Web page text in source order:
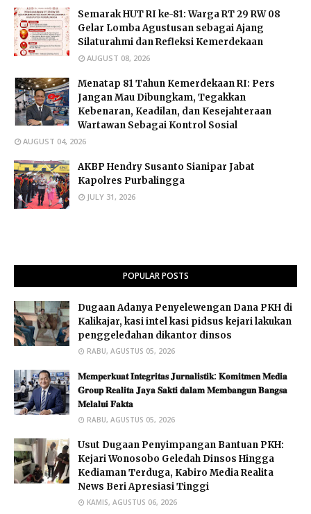
Semarak HUT RI ke-81: Warga RT 29 RW 08
Gelar Lomba Agustusan sebagai Ajang
Silaturahmi dan Refleksi Kemerdekaan
AUGUST 08, 2026
Menatap 81 Tahun Kemerdekaan RI: Pers
Jangan Mau Dibungkam, Tegakkan
Kebenaran, Keadilan, dan Kesejahteraan
Wartawan Sebagai Kontrol Sosial
AUGUST 04, 2026
AKBP Hendry Susanto Sianipar Jabat
Kapolres Purbalingga
JULY 31, 2026
POPULAR POSTS
Dugaan Adanya Penyelewengan Dana PKH di
Kalikajar, kasi intel kasi pidsus kejari lakukan
penggeledahan dikantor dinsos
RABU, AGUSTUS 05, 2026
𝐌𝐞𝐦𝐩𝐞𝐫𝐤𝐮𝐚𝐭 𝐈𝐧𝐭𝐞𝐠𝐫𝐢𝐭𝐚𝐬 𝐉𝐮𝐫𝐧𝐚𝐥𝐢𝐬𝐭𝐢𝐤: 𝐊𝐨𝐦𝐢𝐭𝐦𝐞𝐧 𝐌𝐞𝐝𝐢𝐚
𝐆𝐫𝐨𝐮𝐩 𝐑𝐞𝐚𝐥𝐢𝐭𝐚 𝐉𝐚𝐲𝐚 𝐒𝐚𝐤𝐭𝐢 𝐝𝐚𝐥𝐚𝐦 𝐌𝐞𝐦𝐛𝐚𝐧𝐠𝐮𝐧 𝐁𝐚𝐧𝐠𝐬𝐚
𝐌𝐞𝐥𝐚𝐥𝐮𝐢 𝐅𝐚𝐤𝐭𝐚 ​
RABU, AGUSTUS 05, 2026
Usut Dugaan Penyimpangan Bantuan PKH:
Kejari Wonosobo Geledah Dinsos Hingga
Kediaman Terduga, Kabiro Media Realita
News Beri Apresiasi Tinggi
KAMIS, AGUSTUS 06, 2026